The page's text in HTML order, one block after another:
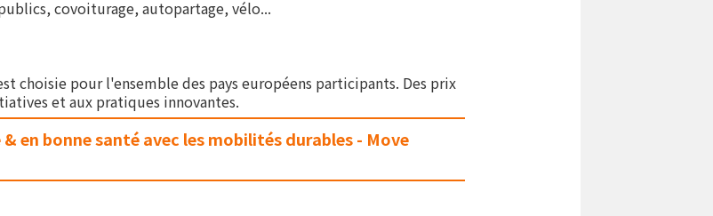
covoiturage, autopartage, vélo...
choisie pour l'ensemble des pays européens participants. Des prix
et aux pratiques innovantes.
en bonne santé avec les mobilités durables - Move